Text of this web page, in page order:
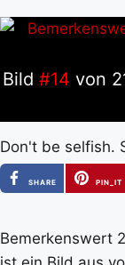
Bild #14 von
Don't be selfish.
SHARE
PIN_IT
Bemerkenswert